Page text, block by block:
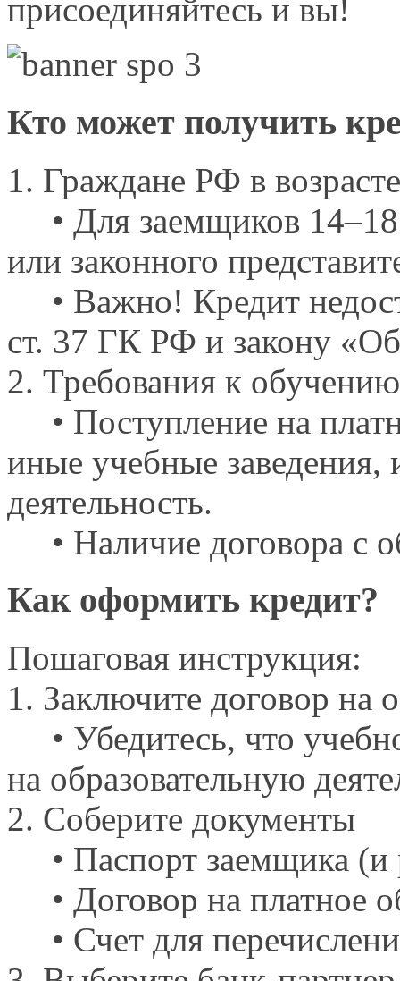
присоединяйтесь и вы!
Кто может получить
1. Граждане РФ в
• Для заемщиков
или законного
• Важно! Кредит
ст. 37 ГК РФ и закону
2. Требования к
• Поступление на
иные учебные
деятельность.
• Наличие договора с
Как оформить кредит?
Пошаговая инструкция:
1. Заключите договор на
• Убедитесь, что
на образовательную
2. Соберите документы
• Паспорт заемщика (и
• Договор на платное
• Счет для